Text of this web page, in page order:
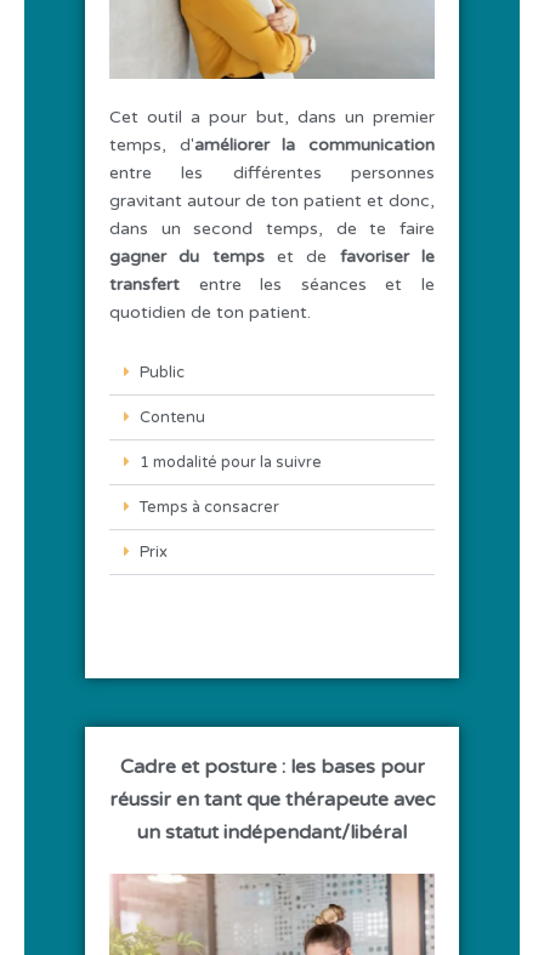
Cet outil a pour but, dans un premier
temps, d'améliorer la communication
entre les différentes personnes
gravitant autour de ton patient et donc,
dans un second temps, de te faire
gagner du tempset de favoriser le
transfert entre les séances et le
quotidien de ton patient.
Public
Contenu
1 modalité pour la suivre
Temps à consacrer
Prix
Cadre et posture : les bases pour
réussir en tant que thérapeute avec
un statut indépendant/libéral